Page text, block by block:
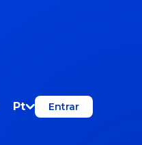
Pt Entrar